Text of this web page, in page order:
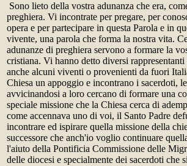
Sono lieto della vostra adunanza che era,
preghiera. Vi incontrate per pregare, per
opera e per partecipare in questa Parola e in
vivente, una parola che forma la nostra vita.
adunanze di preghiera servono a formare la
cristiana. Vi hanno detto diversi
anche alcuni viventi o provenienti da fuori
Chiesa un appoggio e incontrano i sacerdoti,
avvicinandosi a loro cercano di formare una
speciale missione che la Chiesa cerca di
come accennava uno di voi, il Santo Padre
incontrare ed ispirare quella missione della
successore che anch'io voglio continuare
l'aiuto della Pontificia Commissione delle
delle diocesi e specialmente dei sacerdoti che